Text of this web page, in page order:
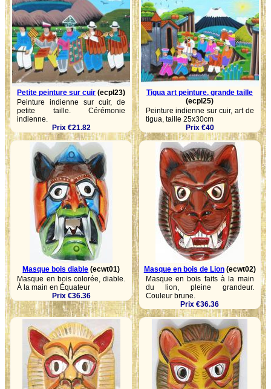
Petite peinture sur cuir (ecpl23)
Peinture indienne sur cuir, de
petite taille. Cérémonie
indienne.
Prix €21.82
Tigua art peinture, grande taille
(ecpl25)
Peinture indienne sur cuir, art de
tigua, taille 25x30cm
Prix €40
Masque bois diable (ecwt01)
Masque en bois colorée, diable.
À la main en Équateur
Prix €36.36
Masque en bois de Lion(ecwt02)
Masque en bois faits à la main
du lion, pleine grandeur.
Couleur brune.
Prix €36.36